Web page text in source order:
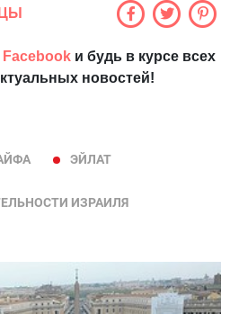
Facebook и будь в курсе всех
новостей!
ЭЙЛАТ
ИЗРАИЛЯ